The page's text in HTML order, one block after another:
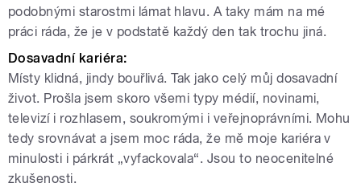
podobnými starostmi lámat hlavu. A taky mám na mé
práci ráda, že je v podstatě každý den tak trochu jiná.
Dosavadní kariéra:
Místy klidná, jindy bouřlivá. Tak jako celý můj dosavadní
život. Prošla jsem skoro všemi typy médií, novinami,
televizí i rozhlasem, soukromými i veřejnoprávními. Mohu
tedy srovnávat a jsem moc ráda, že mě moje kariéra v
minulosti i párkrát „vyfackovala“. Jsou to neocenitelné
zkušenosti.